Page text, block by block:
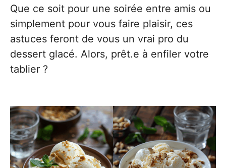
Que ce soit pour une soirée entre amis ou
simplement pour vous faire plaisir, ces
astuces feront de vous un vrai pro du
dessert glacé. Alors, prêt.e à enfiler votre
tablier ?